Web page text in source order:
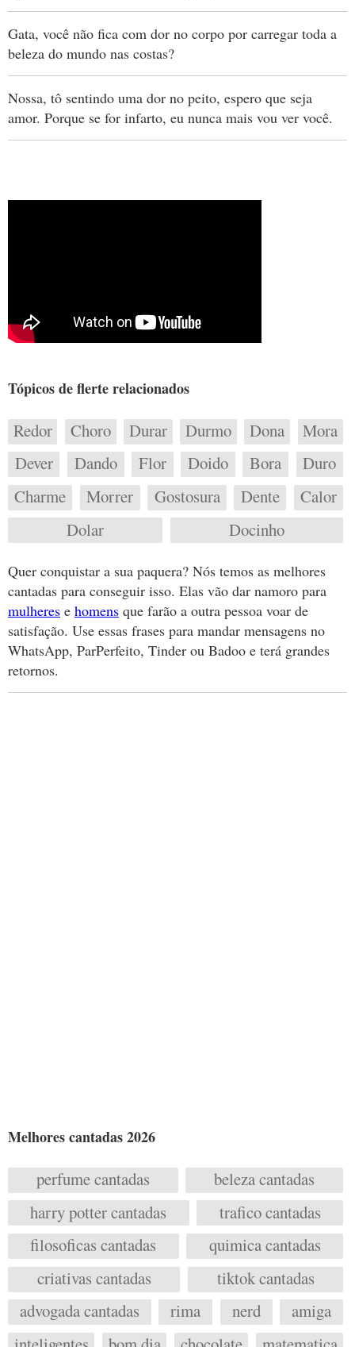
Gata, você não fica com dor no corpo por carregar toda a
beleza do mundo nas costas?
Nossa, tô sentindo uma dor no peito, espero que seja
amor. Porque se for infarto, eu nunca mais vou ver você.
Tópicos de flerte relacionados
Redor Choro Durar Durmo Dona
Mora
Dever
Dando Flor Doido Bora
Duro
Charme
Morrer Gostosura Dente
Calor
Dolar
Docinho
Quer conquistar a sua paquera? Nós temos as melhores
cantadas para conseguir isso. Elas vão dar namoro para
mulheres e homens que farão a outra pessoa voar de
satisfação. Use essas frases para mandar mensagens no
WhatsApp, ParPerfeito, Tinder ou Badoo e terá grandes
retornos.
Melhores cantadas 2026
perfume cantadas
beleza cantadas
harry potter cantadas
trafico cantadas
filosoficas cantadas
quimica cantadas
criativas cantadas
tiktok cantadas
advogada cantadas
rima nerd
amiga